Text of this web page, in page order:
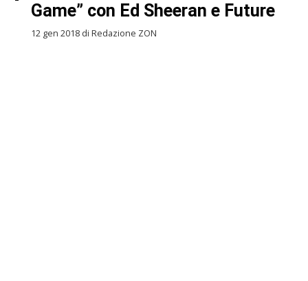
Game” con Ed Sheeran e Future
12 gen 2018 di Redazione ZON